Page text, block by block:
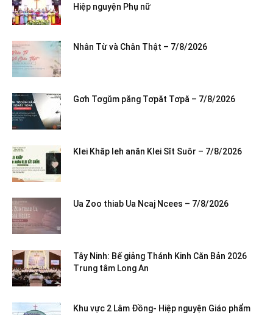
Hiệp nguyện Phụ nữ
Nhân Từ và Chân Thật – 7/8/2026
Gơh Tơgŭm păng Tơpăt Tơpă – 7/8/2026
Klei Khăp leh anăn Klei Sĭt Suôr – 7/8/2026
Ua Zoo thiab Ua Ncaj Ncees – 7/8/2026
Tây Ninh: Bế giảng Thánh Kinh Căn Bản 2026
Trung tâm Long An
Khu vực 2 Lâm Đồng- Hiệp nguyện Giáo phẩm